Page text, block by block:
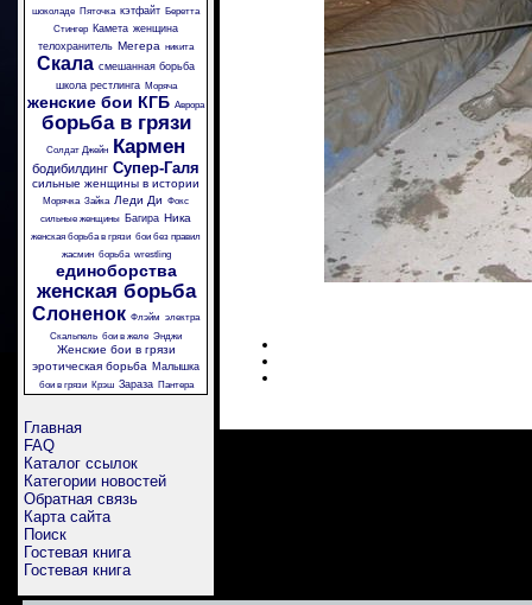
шоколаде Пяточка кэтфайт Беретта
Стингер Камета женщина
телохранитель Мегера никита
Скала смешанная борьба
школа рестлинга
Моряча
женские бои КГБ Аврора
борьба в грязи
Солдат Джейн Кармен
бодибилдинг Супер-Галя
сильные женщины в истории
Морячка Зайка Леди Ди Фокс
сильные женщины Багира Ника
женская борьба в грязи бои без правил
жасмин борьба wrestling
единоборства
женская борьба
Слоненок Флэйм электра
Скальпель бои в желе Энджи
Женские бои в грязи
эротическая борьба Малышка
бои в грязи Крэш Зараза Пантера
Главная
FAQ
Каталог ссылок
Категории новостей
Обратная связь
Карта сайта
Поиск
Гостевая книга
Гостевая книга